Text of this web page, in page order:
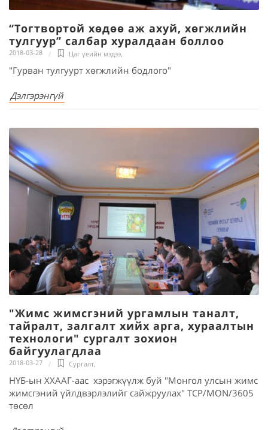
“Тогтвортой хөдөө аж ахуй, хөгжлийн
тулгуур” салбар хуралдаан боллоо
2018-03-28 Цаг үеийн мэдээ,
"Гурван тулгуурт хөгжлийн бодлого"
Дэлгэрэнгүй
"Жимс жимсгэний ургамлын таналт,
тайралт, залгалт хийх арга, хураалтын
технологи" сургалт зохион
байгуулагдлаа
2018-03-27 Сургалт,
НҮБ-ын ХХААГ-аас хэрэгжүүлж буй "Монгол улсын жимс
жимсгэний үйлдвэрлэлийг сайжруулах" TCP/MON/3605
төсөл